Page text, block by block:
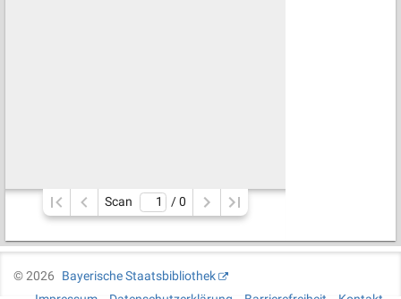
Scan / 0
©2026
Bayerische Staatsbibliothek